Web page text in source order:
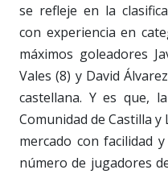
se refleje en la
con experiencia en
máximos goleadores
Vales (8) y David
castellana. Y es que,
Comunidad de Castilla
mercado con facilidad
número de jugadores